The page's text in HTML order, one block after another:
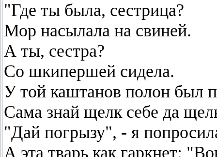
"Где ты была, сестрица?
Мор насылала на свиней.
А ты, сестра?
Со шкипершей сидела.
У той каштанов полон был
Сама знай щелк себе да
"Дай погрызу", - я
А эта тварь как гаркнет: